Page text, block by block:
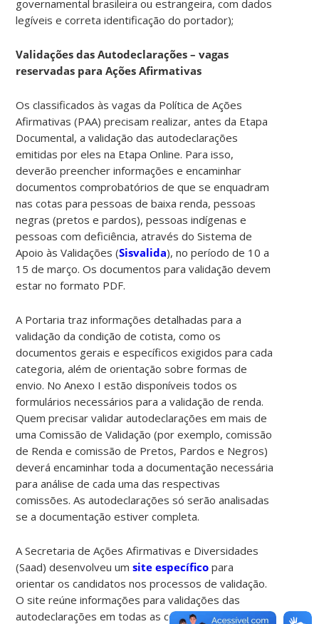
governamental brasileira ou estrangeira, com dados
legíveis e correta identificação do portador);
Validações das Autodeclarações – vagas
reservadas para Ações Afirmativas
Os classificados às vagas da Política de Ações
Afirmativas (PAA) precisam realizar, antes da Etapa
Documental, a validação das autodeclarações
emitidas por eles na Etapa Online. Para isso,
deverão preencher informações e encaminhar
documentos comprobatórios de que se enquadram
nas cotas para pessoas de baixa renda, pessoas
negras (pretos e pardos), pessoas indígenas e
pessoas com deficiência, através do Sistema de
Apoio às Validações (Sisvalida), no período de 10 a
15 de março. Os documentos para validação devem
estar no formato PDF.
A Portaria traz informações detalhadas para a
validação da condição de cotista, como os
documentos gerais e específicos exigidos para cada
categoria, além de orientação sobre formas de
envio. No Anexo I estão disponíveis todos os
formulários necessários para a validação de renda.
Quem precisar validar autodeclarações em mais de
uma Comissão de Validação (por exemplo, comissão
de Renda e comissão de Pretos, Pardos e Negros)
deverá encaminhar toda a documentação necessária
para análise de cada uma das respectivas
comissões. As autodeclarações só serão analisadas
se a documentação estiver completa.
A Secretaria de Ações Afirmativas e Diversidades
(Saad) desenvolveu umsite específico para
orientar os candidatos nos processos de validação.
O site reúne informações para validações das
autodeclarações em todas as cotas (Renda,